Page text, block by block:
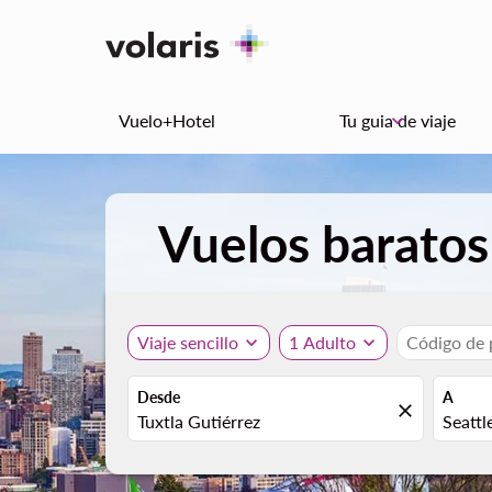
Vuelo+Hotel Tu guia de viaje
keyboard_arrow_down
Vuelos
Viaje sencillo expand_more 1 Adulto expand_more Código de
Desde
close
A